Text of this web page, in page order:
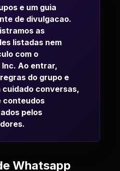
e um guia
de divulgacao.
as
listadas nem
com o
Ao entrar,
do grupo e
cuidado conversas,
conteudos
pelos
Whatsapp